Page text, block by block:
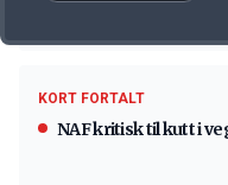
KORT FORTALT
NAF kritisk til kutt i